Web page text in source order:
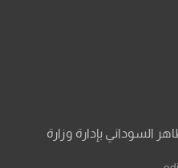
السوداني بإدارة وزارة